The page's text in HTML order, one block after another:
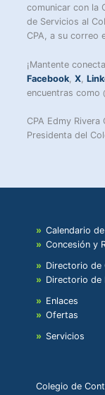
comunicar con la
de Servicios al
CPA, a su correo
¡Mantente
Facebook ,X ,
encuentras como
CPA Edmy Rivera
Presidenta del
Calendario
Concesión y
Directorio de
Directorio de
Enlaces
Ofertas
Servicios
Colegio de